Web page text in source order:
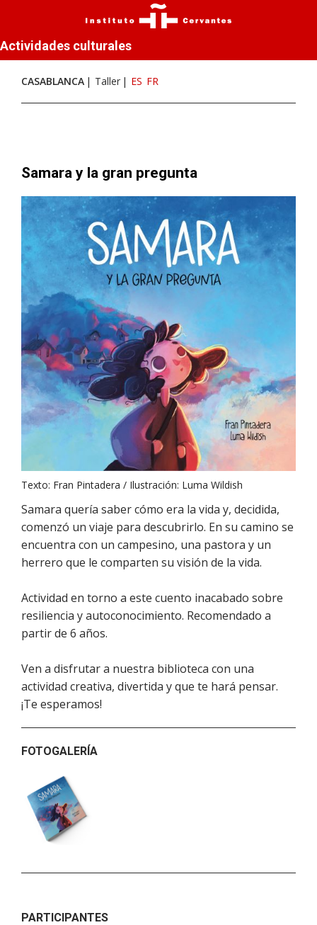
Actividades culturales
CASABLANCA Taller ES FR
Samara y la gran pregunta
Texto: Fran Pintadera / Ilustración: Luma Wildish
Samara quería saber cómo era la vida y, decidida,
comenzó un viaje para descubrirlo. En su camino se
encuentra con un campesino, una pastora y un
herrero que le comparten su visión de la vida.
Actividad en torno a este cuento inacabado sobre
resiliencia y autoconocimiento. Recomendado a
partir de 6 años.
Ven a disfrutar a nuestra biblioteca con una
actividad creativa, divertida y que te hará pensar.
¡Te esperamos!
FOTOGALERÍA
PARTICIPANTES